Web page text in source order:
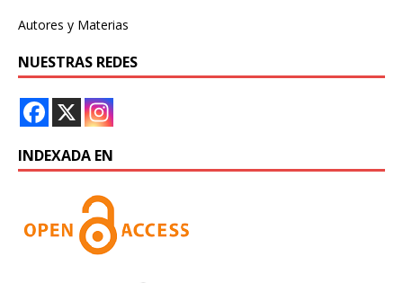
Autores y Materias
NUESTRAS REDES
INDEXADA EN